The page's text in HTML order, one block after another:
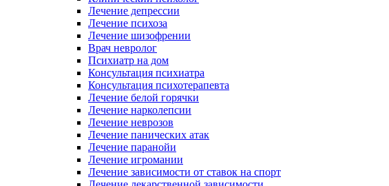
Лечение депрессии
Лечение психоза
Лечение шизофрении
Врач невролог
Психиатр на дом
Консультация психиатра
Консультация психотерапевта
Лечение белой горячки
Лечение нарколепсии
Лечение неврозов
Лечение панических атак
Лечение паранойи
Лечение игромании
Лечение зависимости от ставок на спорт